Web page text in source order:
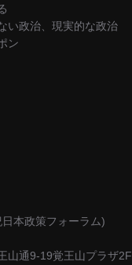
い政治、現実的な政治
ン
本政策フォーラム)
山通9-19覚王山プラザ2F